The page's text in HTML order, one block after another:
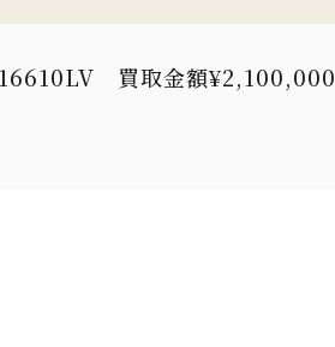
買取金額¥2,100,000